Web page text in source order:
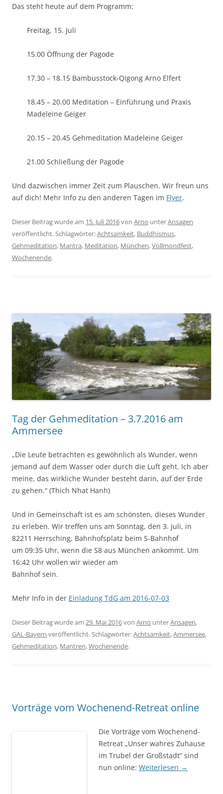
Das steht heute auf dem Programm:
Freitag, 15. Juli
15.00 Öffnung der Pagode
17.30 – 18.15 Bambusstock-Qigong Arno Elfert
18.45 – 20.00 Meditation – Einführung und Praxis
Madeleine Geiger
20.15 – 20.45 Gehmeditation Madeleine Geiger
21.00 Schließung der Pagode
Und dazwischen immer Zeit zum Plauschen. Wir freun uns
auf dich! Mehr Info zu den anderen Tagen im Flyer.
Dieser Beitrag wurde am 15. Juli 2016von Arno unterAnsagen
veröffentlicht. Schlagwörter:Achtsamkeit, Buddhismus,
Gehmeditation, Mantra, Meditation, München,Vollmondfest,
Wochenende.
Tag der Gehmeditation – 3.7.2016 am
Ammersee
„Die Leute betrachten es gewöhnlich als Wunder, wenn
jemand auf dem Wasser oder durch die Luft geht. Ich aber
meine, das wirkliche Wunder besteht darin, auf der Erde
zu gehen.“ (Thich Nhat Hanh)
Und in Gemeinschaft ist es am schönsten, dieses Wunder
zu erleben. Wir treffen uns am Sonntag, den 3. Juli, in
82211 Herrsching, Bahnhofsplatz beim S-Bahnhof
um 09:35 Uhr, wenn die S8 aus München ankommt. Um
16:42 Uhr wollen wir wieder am
Bahnhof sein.
Mehr Info in der Einladung TdG am 2016-07-03
Dieser Beitrag wurde am 29. Mai 2016von Arno unterAnsagen,
GAL-Bayern veröffentlicht. Schlagwörter:Achtsamkeit,Ammersee,
Gehmeditation, Mantren,Wochenende.
Vorträge vom Wochenend-Retreat online
Die Vorträge vom Wochenend-
Retreat „Unser wahres Zuhause
im Trubel der Großstadt“ sind
nun online: Weiterlesen →